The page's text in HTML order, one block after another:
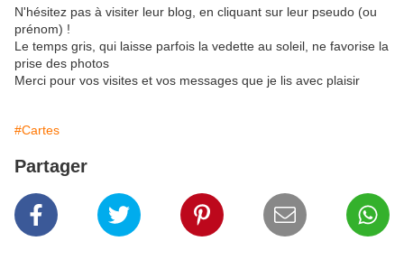
N'hésitez pas à visiter leur blog, en cliquant sur leur pseudo (ou
prénom) !
Le temps gris, qui laisse parfois la vedette au soleil, ne favorise la
prise des photos
Merci pour vos visites et vos messages que je lis avec plaisir
#Cartes
Partager